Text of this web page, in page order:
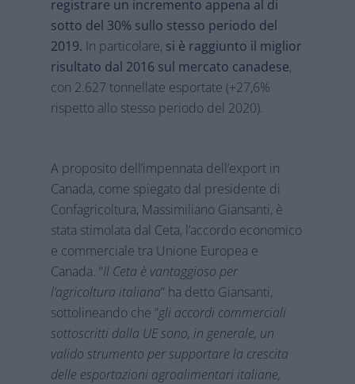
registrare un incremento appena al di
sotto del 30% sullo stesso periodo del
2019. In particolare, si è raggiunto il miglior
risultato dal 2016 sul mercato canadese,
con 2.627 tonnellate esportate (+27,6%
rispetto allo stesso periodo del 2020).
A proposito dell’impennata dell’export in
Canada, come spiegato dal presidente di
Confagricoltura, Massimiliano Giansanti, è
stata stimolata dal Ceta, l’accordo economico
e commerciale tra Unione Europea e
Canada. “Il Ceta è vantaggioso per
l’agricoltura italiana” ha detto Giansanti,
sottolineando che “gli accordi commerciali
sottoscritti dalla UE sono, in generale, un
valido strumento per supportare la crescita
delle esportazioni agroalimentari italiane,